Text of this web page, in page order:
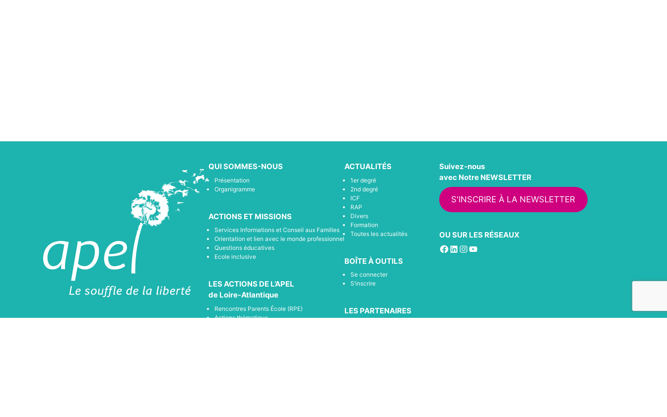
QUI SOMMES-NOUS
Présentation
Organigramme
ACTIONS ET MISSIONS
Services Informations et Conseil aux Familles
Orientation et lien avec le monde professionnel
Questions éducatives
Ecole inclusive
LES ACTIONS DE L’APEL
de Loire-Atlantique
Rencontres Parents École (RPE)
Actions thématique
ACTUALITÉS
1er degré
2nd degré
ICF
RAP
Divers
Formation
Toutes les actualités
BOÎTE À OUTILS
Se connecter
S’inscrire
LES PARTENAIRES
Suivez-nous
avec Notre NEWSLETTER
S'INSCRIRE À LA NEWSLETTER
OU SUR LES RÉSEAUX
Facebook
LinkedIn
Instagram
YouTube